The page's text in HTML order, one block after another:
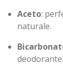
Aceto:
naturale.
deodorante.